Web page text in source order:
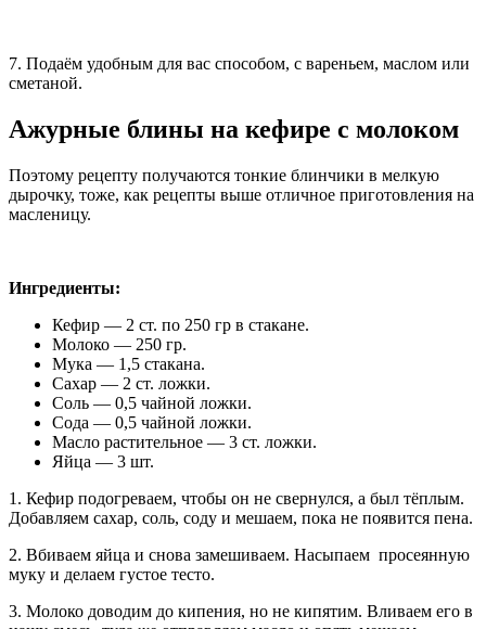
7. Подаём удобным для вас способом, с вареньем, маслом или
сметаной.
Ажурные блины на кефире с молоком
Поэтому рецепту получаются тонкие блинчики в мелкую
дырочку, тоже, как рецепты выше отличное приготовления на
масленицу.
Ингредиенты:
Кефир — 2 ст. по 250 гр в стакане.
Молоко — 250 гр.
Мука — 1,5 стакана.
Сахар — 2 ст. ложки.
Соль — 0,5 чайной ложки.
Сода — 0,5 чайной ложки.
Масло растительное — 3 ст. ложки.
Яйца — 3 шт.
1. Кефир подогреваем, чтобы он не свернулся, а был тёплым.
Добавляем сахар, соль, соду и мешаем, пока не появится пена.
2. Вбиваем яйца и снова замешиваем. Насыпаем просеянную
муку и делаем густое тесто.
3. Молоко доводим до кипения, но не кипятим. Вливаем его в